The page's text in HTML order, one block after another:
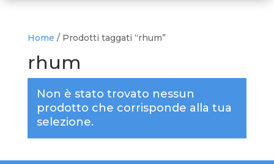
Home / Prodotti taggati “rhum”
rhum
Non è stato trovato nessun
prodotto che corrisponde alla tua
selezione.